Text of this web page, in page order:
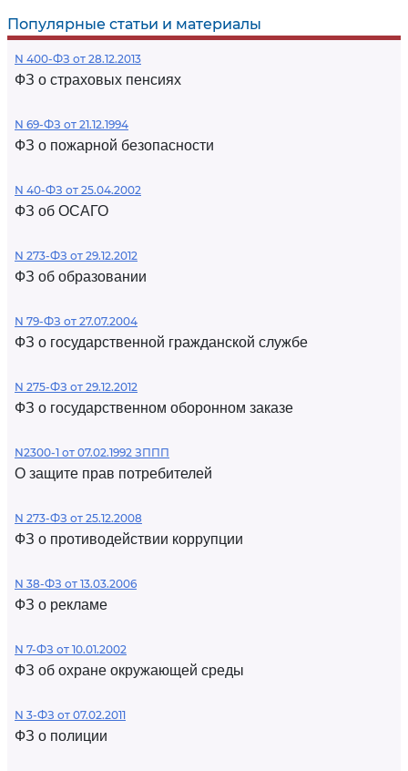
Популярные статьи и материалы
N 400-ФЗ от 28.12.2013
ФЗ о страховых пенсиях
N 69-ФЗ от 21.12.1994
ФЗ о пожарной безопасности
N 40-ФЗ от 25.04.2002
ФЗ об ОСАГО
N 273-ФЗ от 29.12.2012
ФЗ об образовании
N 79-ФЗ от 27.07.2004
ФЗ о государственной гражданской службе
N 275-ФЗ от 29.12.2012
ФЗ о государственном оборонном заказе
N2300-1 от 07.02.1992 ЗППП
О защите прав потребителей
N 273-ФЗ от 25.12.2008
ФЗ о противодействии коррупции
N 38-ФЗ от 13.03.2006
ФЗ о рекламе
N 7-ФЗ от 10.01.2002
ФЗ об охране окружающей среды
N 3-ФЗ от 07.02.2011
ФЗ о полиции